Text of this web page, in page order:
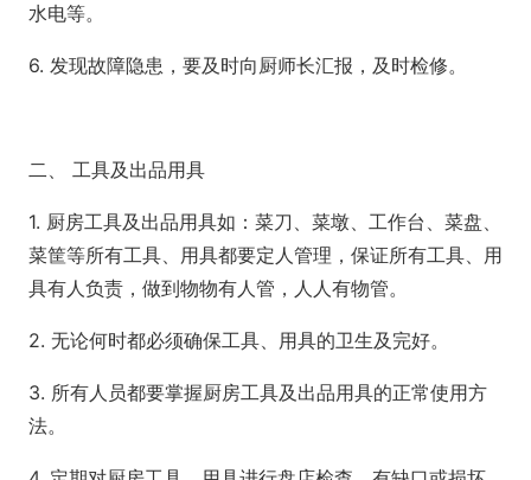
水电等。
6. 发现故障隐患，要及时向厨师长汇报，及时检修。
二、 工具及出品用具
1. 厨房工具及出品用具如：菜刀、菜墩、工作台、菜盘、
菜筐等所有工具、用具都要定人管理，保证所有工具、用
具有人负责，做到物物有人管，人人有物管。
2. 无论何时都必须确保工具、用具的卫生及完好。
3. 所有人员都要掌握厨房工具及出品用具的正常使用方
法。